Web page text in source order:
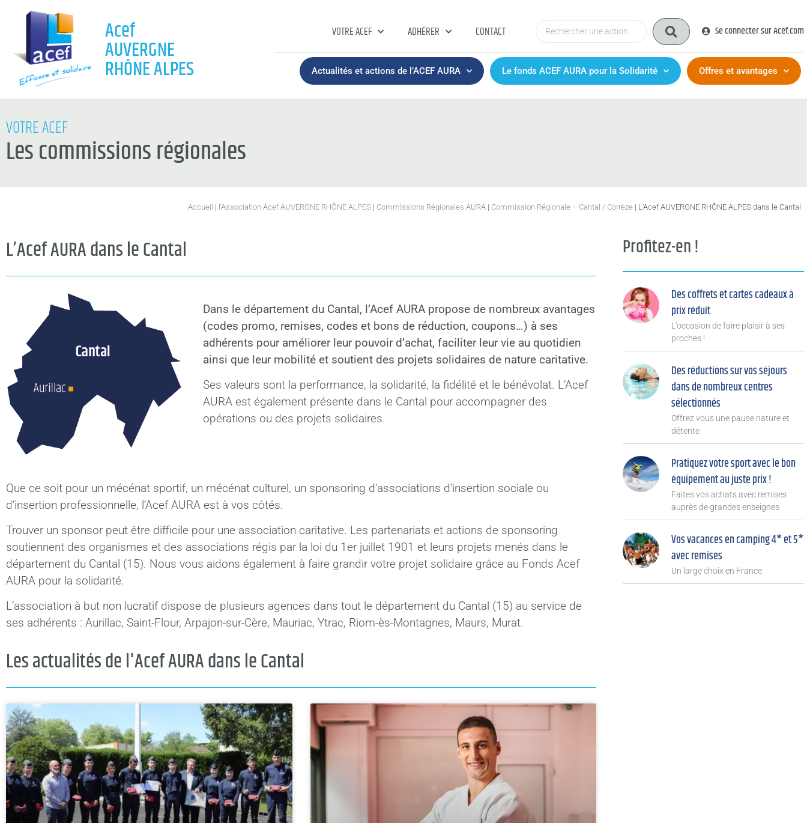
Acef
AUVERGNE
RHÔNE ALPES
VOTRE ACEF ADHÉRER CONTACT Se connecter sur Acef.com
Actualités et actions de l’ACEF AURA Le fonds ACEF AURA pour la Solidarité Offres et avantages
VOTRE ACEF
Les commissions régionales
Accueil | l’Association Acef AUVERGNE RHÔNE ALPES | Commissions Régionales AURA | Commission Régionale – Cantal / Corrèze | L’Acef AUVERGNE RHÔNE ALPES dans le Cantal
L’Acef AURA dans le Cantal
Dans le département du Cantal, l’Acef AURA propose de nombreux avantages
(codes promo, remises, codes et bons de réduction, coupons…) à ses
adhérents pour améliorer leur pouvoir d’achat, faciliter leur vie au quotidien
ainsi que leur mobilité et soutient des projets solidaires de nature caritative.
Ses valeurs sont la performance, la solidarité, la fidélité et le bénévolat. L’Acef
AURA est également présente dans le Cantal pour accompagner des
opérations ou des projets solidaires.
Que ce soit pour un mécénat sportif, un mécénat culturel, un sponsoring d’associations d’insertion sociale ou
d’insertion professionnelle, l’Acef AURA est à vos côtés.
Trouver un sponsor peut être difficile pour une association caritative. Les partenariats et actions de sponsoring
soutiennent des organismes et des associations régis par la loi du 1er juillet 1901 et leurs projets menés dans le
département du Cantal (15). Nous vous aidons également à faire grandir votre projet solidaire grâce au Fonds Acef
AURA pour la solidarité.
L’association à but non lucratif dispose de plusieurs agences dans tout le département du Cantal (15) au service de
ses adhérents : Aurillac, Saint-Flour, Arpajon-sur-Cère, Mauriac, Ytrac, Riom-ès-Montagnes, Maurs, Murat.
Les actualités de l'Acef AURA dans le Cantal
Profitez-en !
Des coffrets et cartes cadeaux à
prix réduit
L’occasion de faire plaisir à ses
proches !
Des réductions sur vos séjours
dans de nombreux centres
sélectionnés
Offrez vous une pause nature et
détente
Pratiquez votre sport avec le bon
équipement au juste prix !
Faites vos achats avec remises
auprès de grandes enseignes
Vos vacances en camping 4* et 5*
avec remises
Un large choix en France